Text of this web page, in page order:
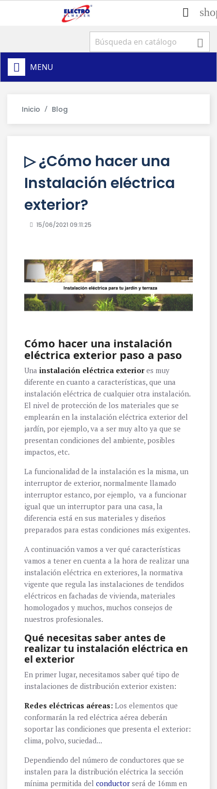


MENU
Inicio Blog
▷ ¿Cómo hacer una
Instalación eléctrica
exterior?
15/06/2021 09:11:25
Cómo hacer una instalación
eléctrica exterior paso a paso
Una instalación eléctrica exteriores muy
diferente en cuanto a características, que una
instalación eléctrica de cualquier otra instalación.
El nivel de protección de los materiales que se
emplearán en la instalación eléctrica exterior del
jardín, por ejemplo, va a ser muy alto ya que se
presentan condiciones del ambiente, posibles
impactos, etc.
La funcionalidad de la instalación es la misma, un
interruptor de exterior, normalmente llamado
interruptor estanco, por ejemplo, va a funcionar
igual que un interruptor para una casa, la
diferencia está en sus materiales y diseños
preparados para estas condiciones más exigentes.
A continuación vamos a ver qué características
vamos a tener en cuenta a la hora de realizar una
instalación eléctrica en exteriores, la normativa
vigente que regula las instalaciones de tendidos
eléctricos en fachadas de vivienda, materiales
homologados y muchos, muchos consejos de
nuestros profesionales.
Qué necesitas saber antes de
realizar tu instalación eléctrica en
el exterior
En primer lugar, necesitamos saber qué tipo de
instalaciones de distribución exterior existen:
Redes eléctricas aéreas: Los elementos que
conformarán la red eléctrica aérea deberán
soportar las condiciones que presenta el exterior:
clima, polvo, suciedad...
Dependiendo del número de conductores que se
instalen para la distribución eléctrica la sección
mínima permitida del conductor será de 16mm en